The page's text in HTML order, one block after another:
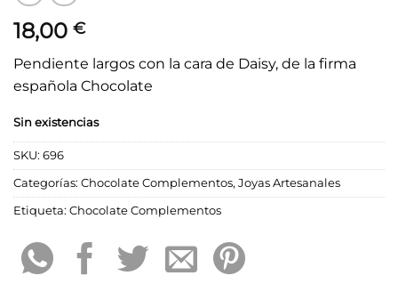
18,00 €
Pendiente largos con la cara de Daisy, de la firma
española Chocolate
Sin existencias
SKU: 696
Categorías: Chocolate Complementos, Joyas Artesanales
Etiqueta: Chocolate Complementos